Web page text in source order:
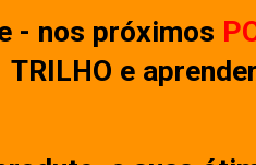
- nos próximos
TRILHO e